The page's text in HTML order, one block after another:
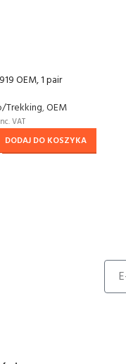
OEM, 1 pair
Trekking,OEM
VAT
DODAJ DO KOSZYKA